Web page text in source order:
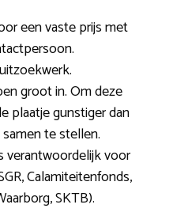
een vaste prijs met
groot in. Om deze
plaatje gunstiger dan
te stellen.
verantwoordelijk voor
Calamiteitenfonds,
SKTB).